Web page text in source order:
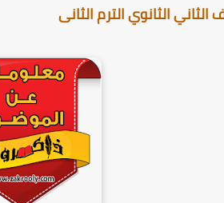
الثانوي الترم الثانى